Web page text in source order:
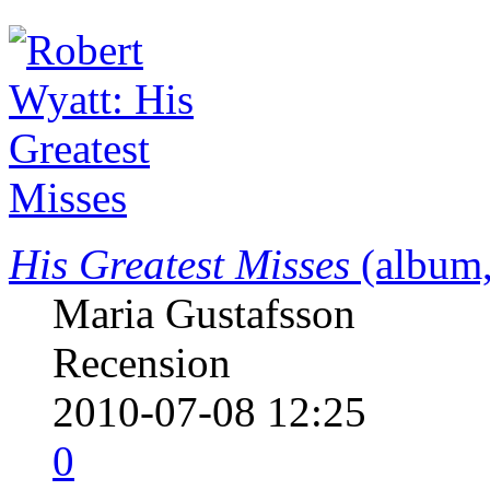
His Greatest Misses
Maria Gustafsson
Recension
2010-07-08 12:25
0